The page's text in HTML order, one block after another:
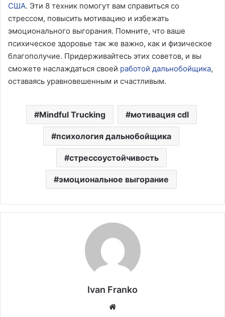
США. Эти 8 техник помогут вам справиться со
стрессом, повысить мотивацию и избежать
эмоционального выгорания. Помните, что ваше
психическое здоровье так же важно, как и физическое
благополучие. Придерживайтесь этих советов, и вы
сможете наслаждаться своей работой дальнобойщика,
оставаясь уравновешенным и счастливым.
Mindful Trucking мотивация cdl
психология дальнобойщика
стрессоустойчивость
эмоциональное выгорание
Ivan Franko